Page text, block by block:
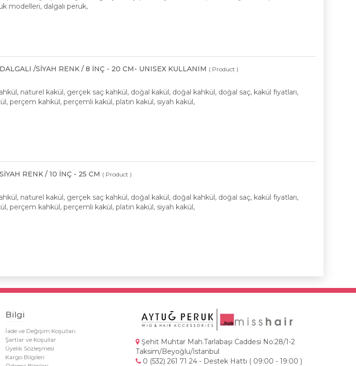
modelleri, dalgalı peruk,
/SİYAH RENK / 8 İNÇ - 20 CM- UNISEX KULLANIM ( Product )
naturel kakül, gerçek saç kahkül, doğal kakül, doğal kahkül, doğal saç, kakül fiyatları,
perçem kahkül, perçemli kakül, platin kakül, siyah kakül,
RENK / 10 İNÇ - 25 CM ( Product )
naturel kakül, gerçek saç kahkül, doğal kakül, doğal kahkül, doğal saç, kakül fiyatları,
perçem kahkül, perçemli kakül, platin kakül, siyah kakül,
Bilgi
İade ve Değişim Koşulları
Şartlar ve Koşullar
Üyelik Sözleşmesi
Kargo Bilgileri
Şehit Muhtar Mah.Tarlabaşı Caddesi No:28/1-2
Taksim/Beyoğlu/İstanbul
0 (532) 261 71 24 - Destek Hattı ( 09:00 - 19:00 )